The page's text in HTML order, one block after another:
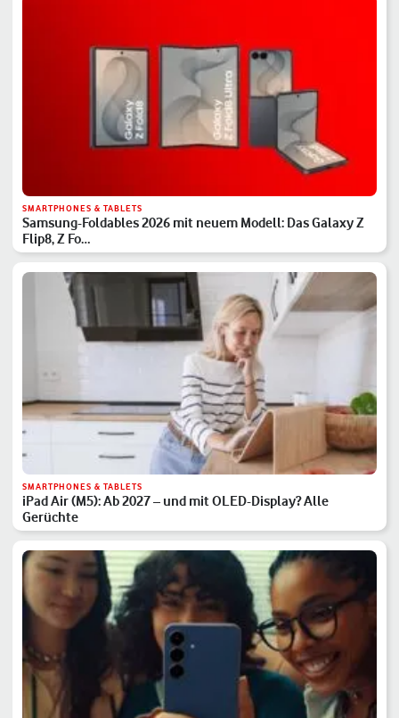
SMARTPHONES & TABLETS
Samsung-Foldables 2026 mit neuem Modell: Das Galaxy Z
Flip8, Z Fo…
SMARTPHONES & TABLETS
iPad Air (M5): Ab 2027 – und mit OLED-Display? Alle
Gerüchte